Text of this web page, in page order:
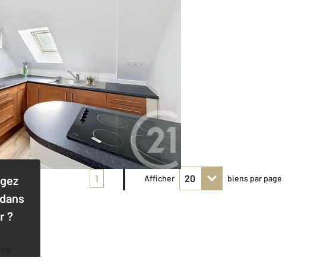
?
1 Afficher biens par page